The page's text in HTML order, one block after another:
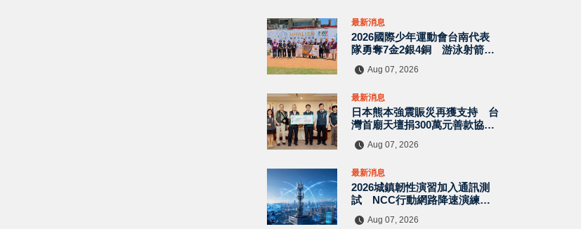
最新消息
2026國際少年運動會台南代表
隊勇奪7金2銀4銅 游泳射箭籃
Aug 07, 2026
最新消息
日本熊本強震賑災再獲支持 台
灣首廟天壇捐300萬元善款協助
Aug 07, 2026
最新消息
2026城鎮韌性演習加入通訊測
試 NCC行動網路降速演練驗
Aug 07, 2026